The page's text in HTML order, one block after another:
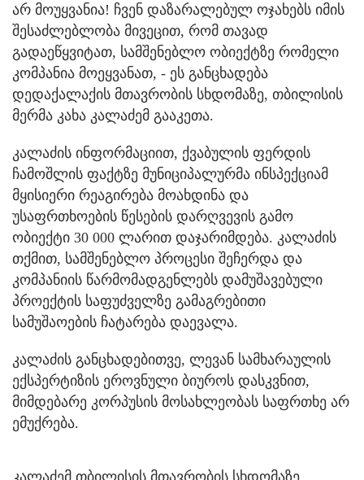
არ მოუყვანია! ჩვენ დაზარალებულ ოჯახებს იმის
შესაძლებლობა მივეცით, რომ თავად
გადაეწყვიტათ, სამშენებლო ობიექტზე რომელი
კომპანია მოეყვანათ, - ეს განცხადება
დედაქალაქის მთავრობის სხდომაზე, თბილისის
მერმა კახა კალაძემ გააკეთა.
კალაძის ინფორმაციით, ქვაბულის ფერდის
ჩამოშლის ფაქტზე მუნიციპალურმა ინსპექციამ
მყისიერი რეაგირება მოახდინა და
უსაფრთხოების წესების დარღვევის გამო
ობიექტი 30 000 ლარით დაჯარიმდება. კალაძის
თქმით, სამშენებლო პროცესი შეჩერდა და
კომპანიის წარმომადგენლებს დამუშავებული
პროექტის საფუძველზე გამაგრებითი
სამუშაოების ჩატარება დაევალა.
კალაძის განცხადებითვე, ლევან სამხარაულის
ექსპერტიზის ეროვნული ბიუროს დასკვნით,
მიმდებარე კორპუსის მოსახლეობას საფრთხე არ
ემუქრება.
კალაძემ თბილისის მთავრობის სხდომაზე